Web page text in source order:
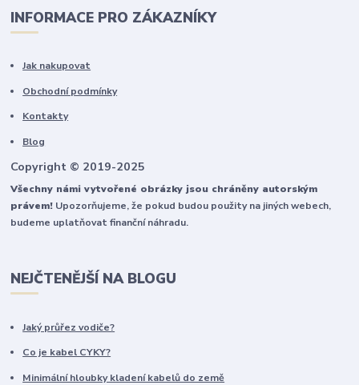
INFORMACE PRO ZÁKAZNÍKY
Jak nakupovat
Obchodní podmínky
Kontakty
Blog
Copyright © 2019-2025
Všechny námi vytvořené obrázky jsou chráněny autorským
právem! Upozorňujeme, že pokud budou použity na jiných webech,
budeme uplatňovat finanční náhradu.
NEJČTENĚJŠÍ NA BLOGU
Jaký průřez vodiče?
Co je kabel CYKY?
Minimální hloubky kladení kabelů do země